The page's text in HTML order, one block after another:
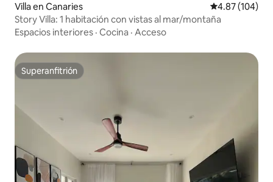
Villa en Canaries Calificación
4.87 (104)
Story Villa: 1 habitación con vistas al mar/montaña
Espacios interiores · Cocina · Acceso
Superanfitrión
Superanfitrión